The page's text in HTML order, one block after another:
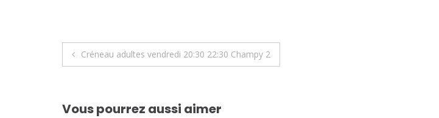
Navigation
l’article
Créneau adultes vendredi 20:30 22:30 Champy 2
Vous pourrez aussi aimer